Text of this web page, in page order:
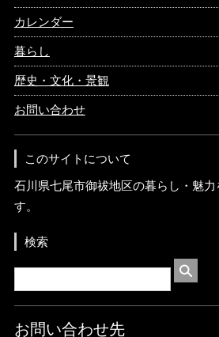
カレンダー
暮らし
歴史・文化・景観
お問い合わせ
このサイトについて
石川県七尾市御祓地区の暮らし・魅
す。
検索
お問い合わせ先